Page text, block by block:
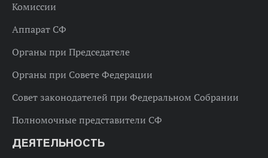
Комиссии
Аппарат СФ
Органы при Председателе
Органы при Совете Федерации
Совет законодателей при Федеральном Собрании
Полномочные представители СФ
ДЕЯТЕЛЬНОСТЬ